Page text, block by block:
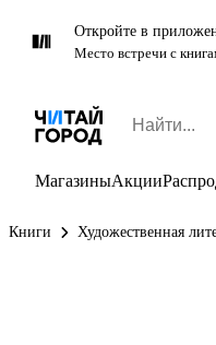
Откройте в
Место встречи с
МагазиныАкции
Книги Художественная